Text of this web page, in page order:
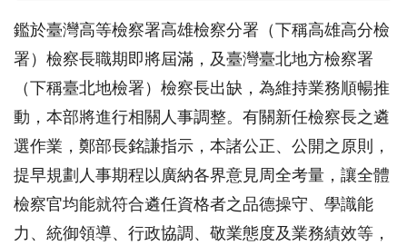
鑑於臺灣高等檢察署高雄檢察分署（下稱高雄高分檢
署）檢察長職期即將屆滿，及臺灣臺北地方檢察署
（下稱臺北地檢署）檢察長出缺，為維持業務順暢推
動，本部將進行相關人事調整。有關新任檢察長之遴
選作業，鄭部長銘謙指示，本諸公正、公開之原則，
提早規劃人事期程以廣納各界意見周全考量，讓全體
檢察官均能就符合遴任資格者之品德操守、學識能
力、統御領導、行政協調、敬業態度及業務績效等，